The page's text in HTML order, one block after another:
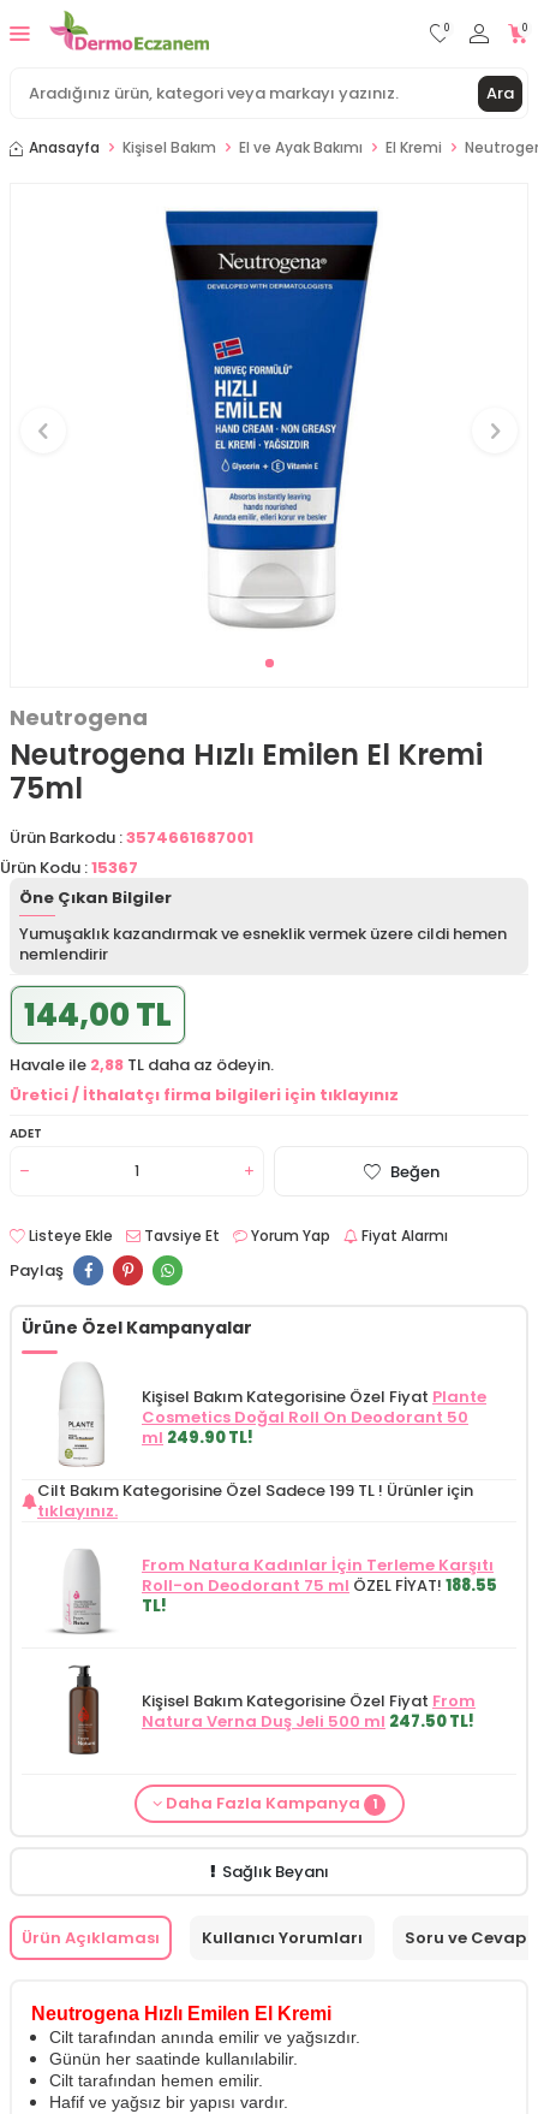
Ara
0 0
Anasayfa Kişisel Bakım El ve Ayak Bakımı El Kremi
Neutrogena
Neutrogena Hızlı Emilen El Kremi
75ml
Ürün Barkodu :3574661687001
Ürün Kodu :15367
Öne Çıkan Bilgiler
Yumuşaklık kazandırmak ve esneklik vermek üzere cildi hemen
nemlendirir
144,00 TL
Havale ile 2,88 TL daha az ödeyin.
Üretici / İthalatçı firma bilgileri için tıklayınız
ADET
Beğen
Listeye Ekle Tavsiye Et Yorum Yap Fiyat Alarmı
Paylaş
Ürüne Özel Kampanyalar
Kişisel Bakım Kategorisine Özel Fiyat Plante
Cosmetics Doğal Roll On Deodorant 50
ml 249.90 TL!
Cilt Bakım Kategorisine Özel Sadece 199 TL ! Ürünler için
tıklayınız.
From Natura Kadınlar İçin Terleme Karşıtı
Roll-on Deodorant 75 ml ÖZEL FİYAT! 188.55
TL!
Kişisel Bakım Kategorisine Özel Fiyat From
Natura Verna Duş Jeli 500 ml 247.50 TL!
Cilt Bakım ürünü siparişinizdeMamaaura
Daha Fazla Kampanya 1
Sağlık Beyanı
Ürün Açıklaması Kullanıcı Yorumları Soru ve Cevap
Neutrogena Hızlı Emilen El Kremi
Cilt tarafından anında emilir ve yağsızdır.
Günün her saatinde kullanılabilir.
Cilt tarafından hemen emilir.
Hafif ve yağsız bir yapısı vardır.